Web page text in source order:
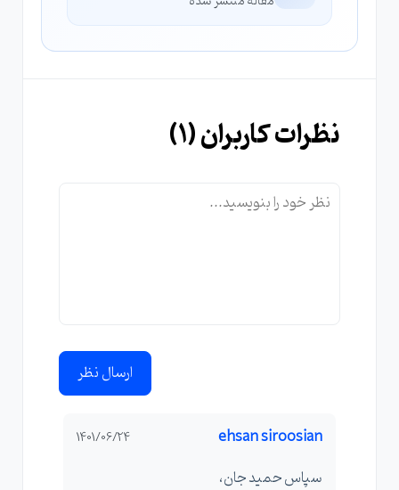
نظرات کاربران (1
)
ارسال نظر
ehsan siroosian
1401/06/24
سپاس حمید جان،